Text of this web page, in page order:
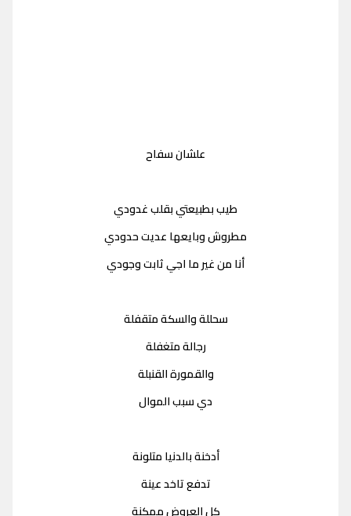
علشان سفاح
طيب بطبيعتي بقلب غدودي
مطروش وبايعها عديت حدودي
أنا من غير ما اجي ثابت وجودي
سحللة والسكة متقفلة
رجالة متغفلة
والقمورة القنبلة
دي سبب الموال
أدخنة بالدنيا متلونة
تدفع تاخد عينة
كل العروض ممكنة